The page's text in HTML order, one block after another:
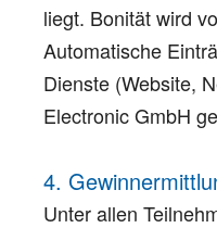
liegt. Bonität wird
Automatische
Dienste (Website,
Electronic GmbH
4.
Unter allen